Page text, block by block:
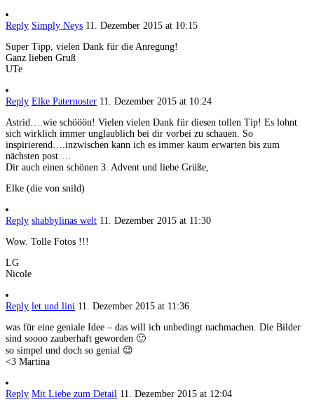
Reply Simply Neys 11. Dezember 2015 at 10:15
Super Tipp, vielen Dank für die Anregung!
Ganz lieben Gruß
UTe
Reply Elke Paternoster 11. Dezember 2015 at 10:24
Astrid….wie schööön! Vielen vielen Dank für diesen tollen Tip! Es lohnt
sich wirklich immer unglaublich bei dir vorbei zu schauen. So
inspirierend….inzwischen kann ich es immer kaum erwarten bis zum
nächsten post….
Dir auch einen schönen 3. Advent und liebe Grüße,
Elke (die von snild)
Reply shabbylinas welt 11. Dezember 2015 at 11:30
Wow. Tolle Fotos !!!
LG
Nicole
Reply let und lini 11. Dezember 2015 at 11:36
was für eine geniale Idee – das will ich unbedingt nachmachen. Die Bilder
sind soooo zauberhaft geworden 🙂
so simpel und doch so genial 😉
<3 Martina
Reply Mit Liebe zum Detail 11. Dezember 2015 at 12:04